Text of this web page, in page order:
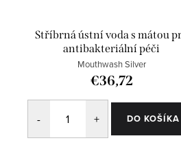
Stříbrná ústní voda s mátou
antibakteriální péči
Mouthwash Silver
€36,72
DO KOŠÍKA